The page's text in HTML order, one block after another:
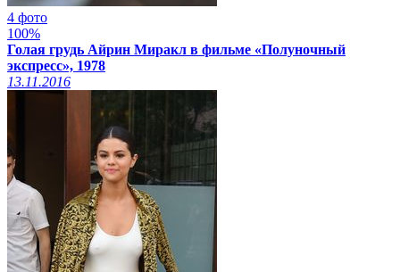
4 фото
100%
Голая грудь Айрин Миракл в фильме «Полуночный
экспресс», 1978
13.11.2016